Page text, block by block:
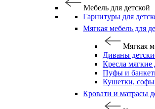
Мебель для детской
Гарнитуры для
Мягкая мебель для
Мягкая
Диваны
Кресла мягкие
Пуфы и
Кушетки, софы
Кровати и матрасы